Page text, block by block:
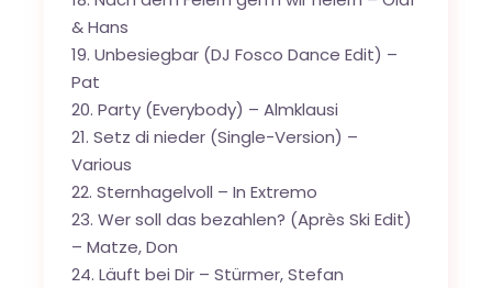
& Hans
19. Unbesiegbar (DJ Fosco Dance Edit) –
Pat
20. Party (Everybody) – Almklausi
21. Setz di nieder (Single-Version) –
Various
22. Sternhagelvoll – In Extremo
23. Wer soll das bezahlen? (Après Ski Edit)
– Matze, Don
24. Läuft bei Dir – Stürmer, Stefan